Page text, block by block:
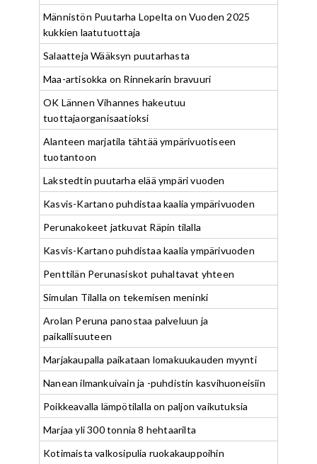
Männistön Puutarha Lopelta on Vuoden 2025
kukkien laatutuottaja
Salaatteja Wääksyn puutarhasta
Maa-artisokka on Rinnekarin bravuuri
OK Lännen Vihannes hakeutuu
tuottajaorganisaatioksi
Alanteen marjatila tähtää ympärivuotiseen
tuotantoon
Lakstedtin puutarha elää ympäri vuoden
Kasvis-Kartano puhdistaa kaalia ympärivuoden
Perunakokeet jatkuvat Räpin tilalla
Kasvis-Kartano puhdistaa kaalia ympärivuoden
Penttilän Perunasiskot puhaltavat yhteen
Simulan Tilalla on tekemisen meninki
Arolan Peruna panostaa palveluun ja
paikallisuuteen
Marjakaupalla paikataan lomakuukauden myynti
Nanean ilmankuivain ja -puhdistin kasvihuoneisiin
Poikkeavalla lämpötilalla on paljon vaikutuksia
Marjaa yli 300 tonnia 8 hehtaarilta
Kotimaista valkosipulia ruokakauppoihin